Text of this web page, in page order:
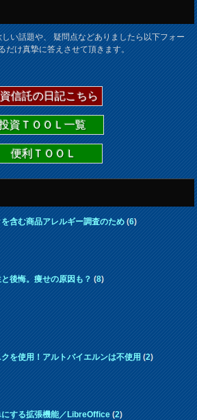
い話題や、 疑問点などありましたら以下フォー
だけ真摯に答えさせて頂きます。
信託の日記こちら
資ＴＯＯＬ一覧
利ＴＯＯＬ
含む商品アレルギー調査のため(6)
後悔。痩せの原因も？(8)
を使用！アルトバイエルンは不使用(2)
する拡張機能／LibreOffice(2)